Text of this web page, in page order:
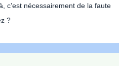
c’est nécessairement de la faute
?